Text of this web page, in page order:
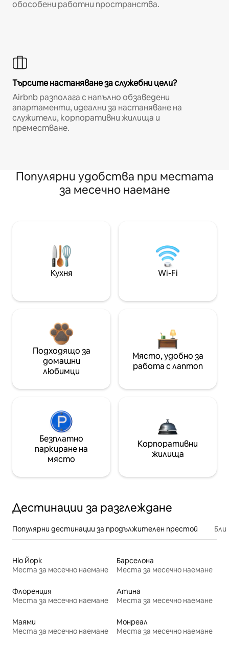
обособени работни пространства.
Търсите настаняване за служебни цели?
Airbnb разполага с напълно обзаведени
апартаменти, идеални за настаняване на
служители, корпоративни жилища и
преместване.
Популярни удобства при местата
за месечно наемане
Кухня Wi-Fi
Подходящо за
домашни
любимци
Място, удобно за
работа с лаптоп
Безплатно
паркиране на
място
Корпоративни
жилища
Дестинации за разглеждане
Популярни дестинации за продължителен престой
Ню Йорк
Места за месечно наемане
Барселона
Места за месечно наемане
Флоренция
Места за месечно наемане
Атина
Места за месечно наемане
Маями
Места за месечно наемане
Монреал
Места за месечно наемане